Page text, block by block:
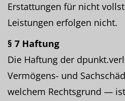
Erstattungen für nicht
Leistungen erfolgen nicht.
§ 7 Haftung
Die Haftung der
Vermögens- und
welchem Rechtsgrund —